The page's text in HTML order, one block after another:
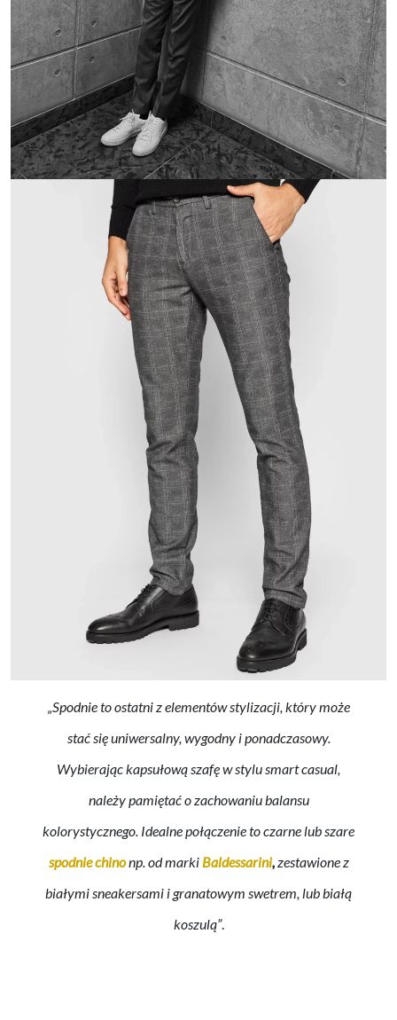
„Spodnie to ostatni z elementów stylizacji, który może
stać się uniwersalny, wygodny i ponadczasowy.
Wybierając kapsułową szafę w stylu smart casual,
należy pamiętać o zachowaniu balansu
kolorystycznego. Idealne połączenie to czarne lub szare
spodnie chinonp. od marki Baldessarini,zestawione z
białymi sneakersami i granatowym swetrem, lub białą
koszulą”.